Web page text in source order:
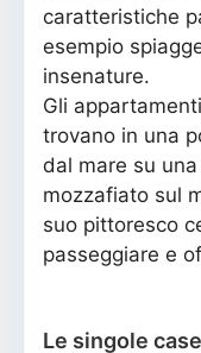
caratteristiche
esempio
insenature.
Gli
trovano in una
dal mare su
mozzafiato sul
suo pittoresco
passeggiare e
Le singole